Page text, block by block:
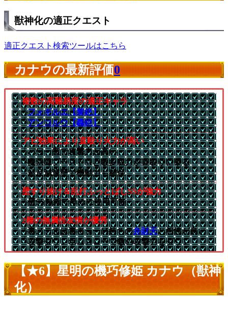
獣神化の適正クエスト
適正クエスト検索ツールはこちら
カナウの最新評価0
複数の高難易度の適正キャラ
└フォギルエ【黎絶】
└アンコルウ【轟絶】
アビ効果により直殴り火力が高い
└パワー型で攻撃力が高い
└魔法陣ブーストMと敵多底力が直殴りに乗る
└超反減速壁で機動力も確保
壁すり抜け＆乱打ふっとばしSSが強力
└壁SS短縮で早めに使用可能
2種の無属性友情が優秀
└毒メテオは毒キラーM持ちの弁財天と相性が良い
└攻撃ダウンボムスローで敵の攻撃力をダウン
【★6】星明の機巧修姫 カナウ（獣神
化）